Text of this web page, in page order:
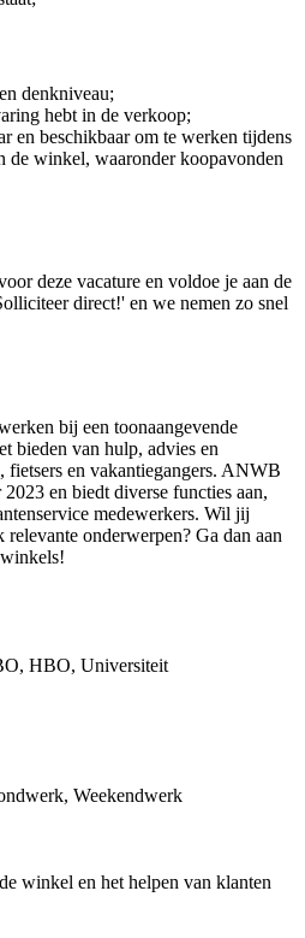
denkniveau;
hebt in de verkoop;
en beschikbaar om te werken tijdens
de winkel, waaronder koopavonden
deze vacature en voldoe je aan de
direct!' en we nemen zo snel
bij een toonaangevende
bieden van hulp, advies en
fietsers en vakantiegangers. ANWB
en biedt diverse functies aan,
medewerkers. Wil jij
onderwerpen? Ga dan aan
HBO, Universiteit
Weekendwerk
winkel en het helpen van klanten